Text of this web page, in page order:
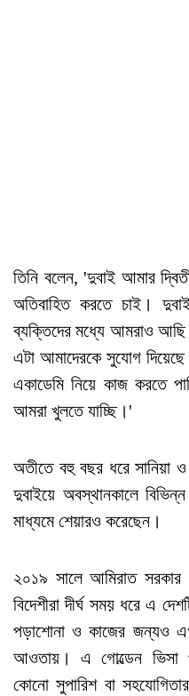
তিনি বলেন, 'দুবাই আমার
অতিবাহিত করতে চাই।
ব্যক্তিদের মধ্যে আমরাও আছি
এটা আমাদেরকে সুযোগ
একাডেমি নিয়ে কাজ করতে
আমরা খুলতে যাচ্ছি।'
অতীতে বহু বছর ধরে সানিয়া ও
দুবাইয়ে অবস্থানকালে
মাধ্যমে শেয়ারও করেছেন।
২০১৯ সালে আমিরাত সরকার
বিদেশীরা দীর্ঘ সময় ধরে এ
পড়াশোনা ও কাজের জন্যও
আওতায়। এ গোল্ডেন ভিসা
কোনো সুপারিশ বা